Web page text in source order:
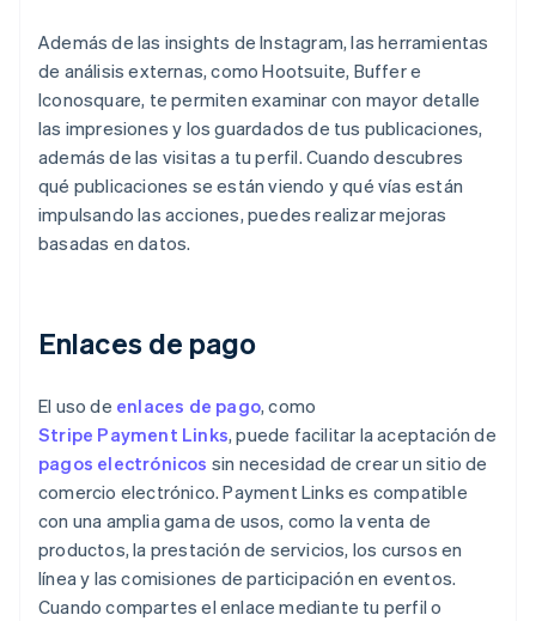
Además de las insights de Instagram, las herramientas
de análisis externas, como Hootsuite, Buffer e
Iconosquare, te permiten examinar con mayor detalle
las impresiones y los guardados de tus publicaciones,
además de las visitas a tu perfil. Cuando descubres
qué publicaciones se están viendo y qué vías están
impulsando las acciones, puedes realizar mejoras
basadas en datos.
Enlaces de pago
El uso de enlaces de pago, como
Stripe Payment Links, puede facilitar la aceptación de
pagos electrónicos sin necesidad de crear un sitio de
comercio electrónico. Payment Links es compatible
con una amplia gama de usos, como la venta de
productos, la prestación de servicios, los cursos en
línea y las comisiones de participación en eventos.
Cuando compartes el enlace mediante tu perfil o